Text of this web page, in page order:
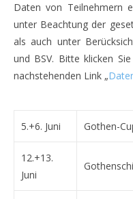
Daten von Teilnehmern
unter Beachtung der
als auch unter
und BSV. Bitte klicken
nachstehenden Link „
5.+6. Juni Gothen-
12.+13.
Juni